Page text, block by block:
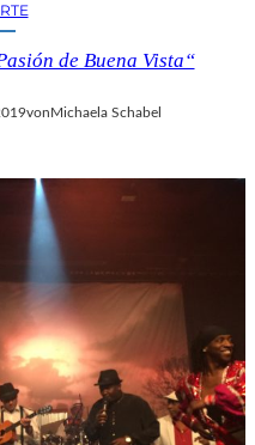
de Buena Vista“
von Michaela Schabel